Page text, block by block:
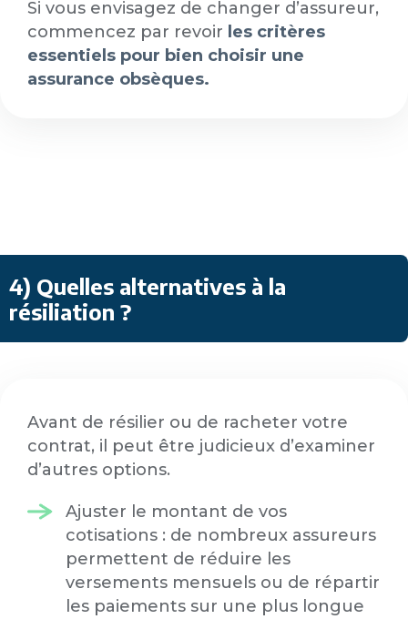
Si vous envisagez de changer d’assureur,
commencez par revoir les critères
essentiels pour bien choisir une
assurance obsèques.
4) Quelles alternatives à la
résiliation ?
Avant de résilier ou de racheter votre
contrat, il peut être judicieux d’examiner
d’autres options.
Ajuster le montant de vos
cotisations : de nombreux assureurs
permettent de réduire les
versements mensuels ou de répartir
les paiements sur une plus longue